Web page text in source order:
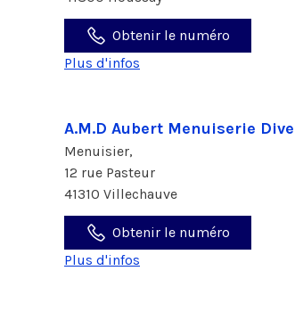
Obtenir le numéro
Plus d'infos
A.M.D Aubert Menuiserie
Menuisier,
12 rue Pasteur
41310 Villechauve
Obtenir le numéro
Plus d'infos